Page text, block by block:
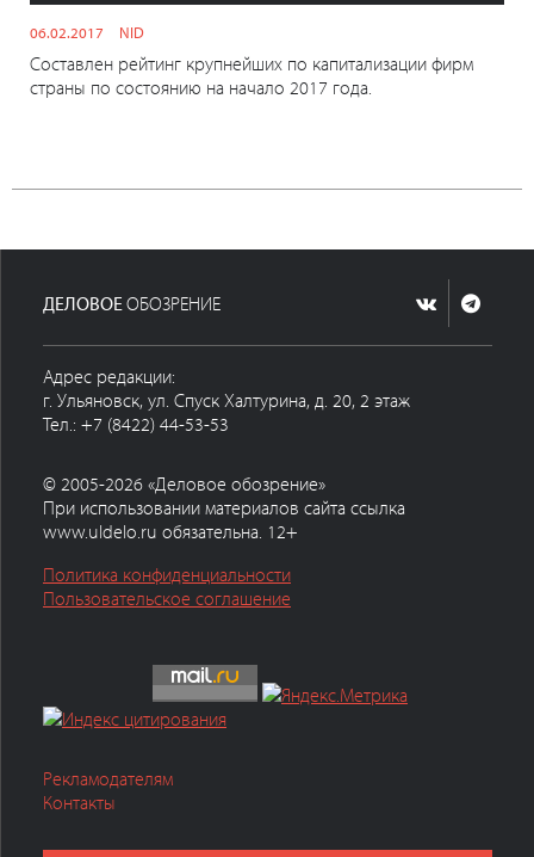
06.02.2017 NID
Составлен рейтинг крупнейших по капитализации фирм
страны по состоянию на начало 2017 года.
ДЕЛОВОЕОБОЗРЕНИЕ
Адрес редакции:
г. Ульяновск, ул. Спуск Халтурина, д. 20, 2 этаж
Тел.: +7 (8422) 44-53-53
© 2005-2026 «Деловое обозрение»
При использовании материалов сайта ссылка
www.uldelo.ru обязательна. 12+
Политика конфиденциальности
Пользовательское соглашение
Рекламодателям
Контакты